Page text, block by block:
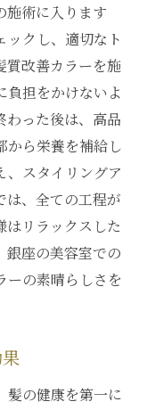
施術に入ります
ックし、適切なト
質改善カラーを施
負担をかけないよ
わった後は、高品
から栄養を補給し
、スタイリングア
は、全ての工程が
はリラックスした
銀座の美容室での
ーの素晴らしさを
髪の健康を第一に